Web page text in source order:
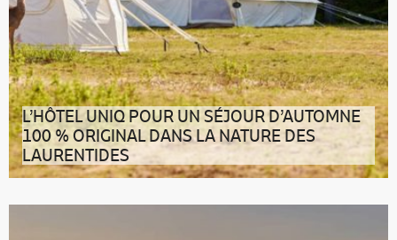
L’HÔTEL UNIQ POUR UN SÉJOUR D’AUTOMNE
100 % ORIGINAL DANS LA NATURE DES
LAURENTIDES
Testez le glamping écoresponsable au Québec avec